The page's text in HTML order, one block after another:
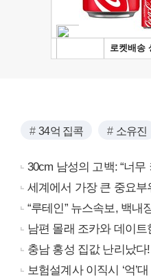
34억 집콕 소유진
30cm 남성의 고백: “너무
세계에서 가장 큰 중요
“루테인” 뉴스속보, 백내
남편 몰래 조카와 데이트
충남 홍성 집값 난리났다
보험설계사 이직시 ‘억’